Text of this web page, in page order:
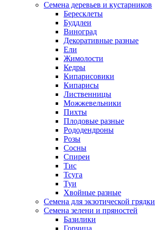
Семена деревьев и кустарников
Бересклеты
Буддлеи
Виноград
Декоративные разные
Ели
Жимолости
Кедры
Кипарисовики
Кипарисы
Лиственницы
Можжевельники
Пихты
Плодовые разные
Рододендроны
Розы
Сосны
Спиреи
Тис
Тсуга
Туи
Хвойные разные
Семена для экзотической грядки
Семена зелени и пряностей
Базилики
Горчица